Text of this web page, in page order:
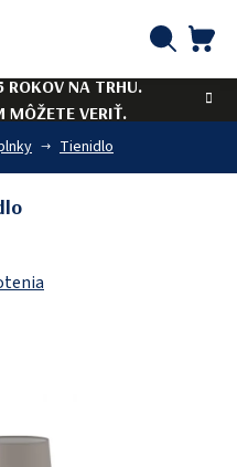
ROKOV NA TRHU.
MÔŽETE VERIŤ.
Tienidlo